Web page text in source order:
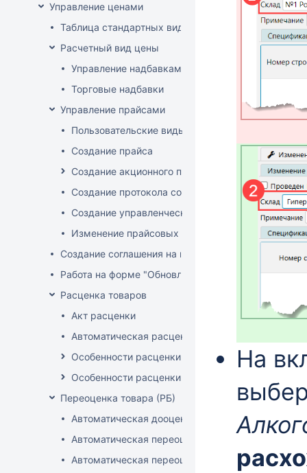
Управление ценами
Таблица стандартных видов цен
Расчетный вид цены
Управление надбавками
Торговые надбавки
Управление прайсами
Пользовательские виды цен
Создание прайса
Создание акционного прайса
Создание протокола согласования цен
Создание управленческого прайса
Изменение прайсовых цен
Создание соглашения на поставку
Работа на форме "Обновление розничных цен"
Расценка товаров
Акт расценки
Автоматическая расценка при проведении
Особенности расценки в РБ
Особенности расценки РФ
Переоценка товара (РБ)
Автоматическая дооценка товаров
Автоматическая переоценка акционного товара
Автоматическая переоценка по прайсам и
На